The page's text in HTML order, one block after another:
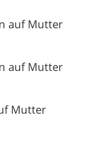
auf Mutter
auf Mutter
Mutter